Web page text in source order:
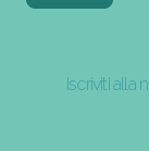
Iscriviti alla